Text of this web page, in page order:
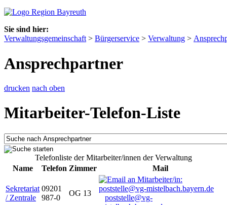
Sie sind hier:
Verwaltungsgemeinschaft > Bürgerservice > Verwaltung >
Ansprechpartner
drucken nach oben
Mitarbeiter-Telefon-Liste
Telefonliste der Mitarbeiter/innen der Verwaltung
Name
Telefon Zimmer Mail
Sekretariat
/ Zentrale
09201
987-0
OG 13
poststelle@vg-